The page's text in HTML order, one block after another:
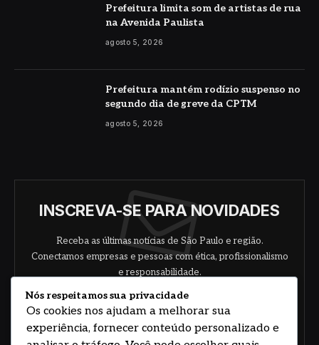
Prefeitura limita som de artistas de rua
na Avenida Paulista
agosto 5, 2026
Prefeitura mantém rodízio suspenso no
segundo dia de greve da CPTM
agosto 5, 2026
INSCREVA-SE PARA NOVIDADES
Receba as últimas notícias de São Paulo e região.
Conectamos empresas e pessoas com ética, profissionalismo
e responsabilidade.
Nós respeitamos sua privacidade
Os cookies nos ajudam a melhorar sua
experiência, fornecer conteúdo personalizado e